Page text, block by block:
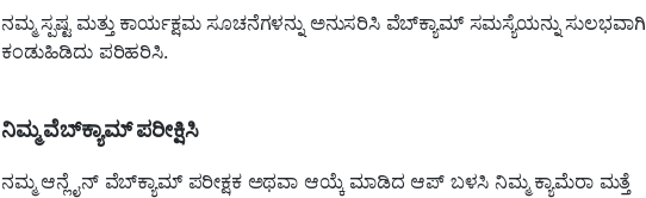
ನಮ್ಮ ಸ್ಪಷ್ಟ ಮತ್ತು ಕಾರ್ಯಕ್ಷಮ ಸೂಚನೆಗಳನ್ನು ಅನುಸರಿಸಿ ವೆಬ್‌ಕ್ಯಾಮ್ ಸಮಸ್ಯೆಯನ್ನು ಸುಲಭವಾಗಿ
ಕಂಡುಹಿಡಿದು ಪರಿಹರಿಸಿ.
ನಿಮ್ಮ ವೆಬ್‌ಕ್ಯಾಮ್ ಪರೀಕ್ಷಿಸಿ
ನಮ್ಮ ಆನ್ಲೈನ್ ವೆಬ್‌ಕ್ಯಾಮ್ ಪರೀಕ್ಷಕ ಅಥವಾ ಆಯ್ಕೆ ಮಾಡಿದ ಆಪ್ ಬಳಸಿ ನಿಮ್ಮ ಕ್ಯಾಮೆರಾ ಮತ್ತೆ